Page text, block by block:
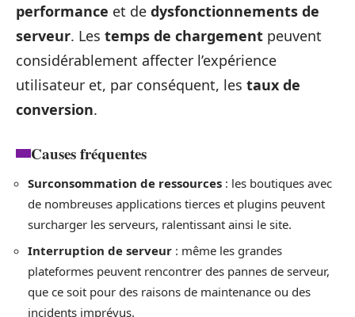
performance et de dysfonctionnements de
serveur. Les temps de chargement peuvent
considérablement affecter l’expérience
utilisateur et, par conséquent, les taux de
conversion.
Causes fréquentes
Surconsommation de ressources : les boutiques avec
de nombreuses applications tierces et plugins peuvent
surcharger les serveurs, ralentissant ainsi le site.
Interruption de serveur : même les grandes
plateformes peuvent rencontrer des pannes de serveur,
que ce soit pour des raisons de maintenance ou des
incidents imprévus.